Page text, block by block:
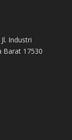
Industri
Barat 17530